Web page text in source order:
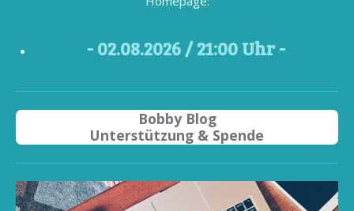
- 02.08.2026 / 21:00 Uhr -
Bobby Blog
Unterstützung & Spende